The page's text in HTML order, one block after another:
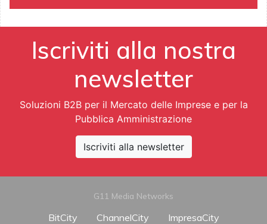
Iscriviti alla nostra
newsletter
Soluzioni B2B per il Mercato delle Imprese e per la
Pubblica Amministrazione
Iscriviti alla newsletter
G11 Media Networks
BitCity ChannelCity
ImpresaCity